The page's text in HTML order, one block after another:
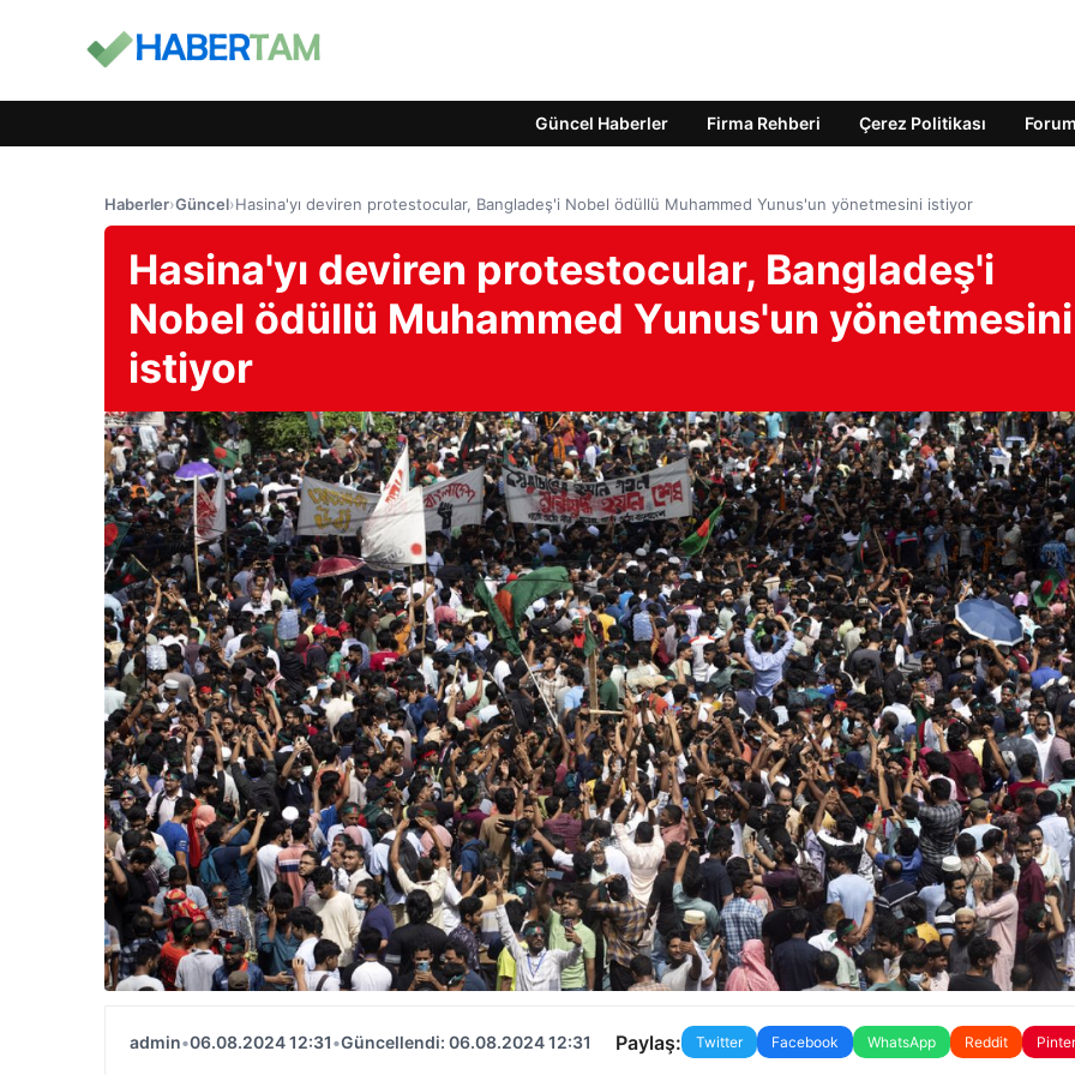
Güncel Haberler Firma Rehberi Çerez Politikası Forum
Haberler›Güncel›Hasina'yı deviren protestocular, Bangladeş'i Nobel ödüllü Muhammed Yunus'un yönetmesini istiyor
Hasina'yı deviren protestocular, Bangladeş'i
Nobel ödüllü Muhammed Yunus'un yönetmesini
istiyor
admin•06.08.2024 12:31•Güncellendi: 06.08.2024 12:31 Paylaş: Twitter Facebook WhatsApp Reddit